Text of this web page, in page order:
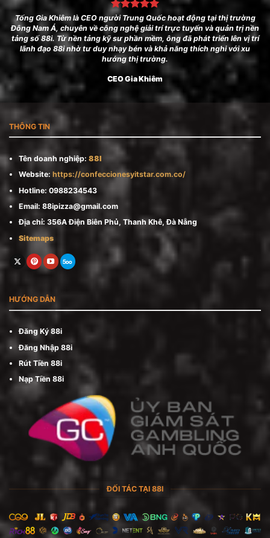
Tống Gia Khiêmlà CEO người Trung Quốc hoạt động tại thị trường
Đông Nam Á, chuyên về công nghệ giải trí trực tuyến và quản trị nền
tảng số 88i. Từ nền tảng kỹ sư phần mềm, ông đã phát triển lên vị trí
lãnh đạo 88i nhờ tư duy nhạy bén và khả năng thích nghi với xu
hướng thị trường.
CEO Gia Khiêm
THÔNG TIN
Tên doanh nghiệp:88I
Website:https://confeccionesyitstar.com.co/
Hotline: 0988234543
Email:88ipizza@gmail.com
Địa chỉ: 356A Điện Biên Phủ, Thanh Khê, Đà Nẵng
Sitemaps
HƯỚNG DẪN
Đăng Ký 88i
Đăng Nhập 88i
Rút Tiền 88i
Nạp Tiền 88i
ĐỐI TÁC TẠI 88I